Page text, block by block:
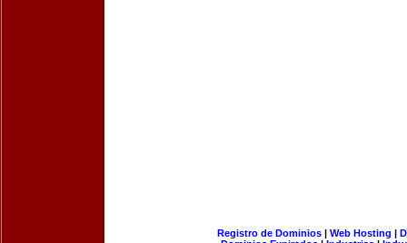
Registro de Dominios| Web Hosting |